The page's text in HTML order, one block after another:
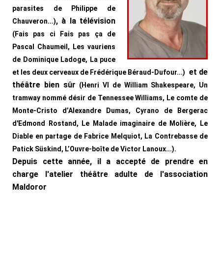
parasites de Philippe de
Chauveron...), à la télévision
(Fais pas ci Fais pas ça de
Pascal Chaumeil, Les vauriens
de Dominique Ladoge, La puce
et les deux cerveaux de Frédérique Béraud-Dufour...) et de
théâtre bien sûr (Henri VI de William Shakespeare, Un
tramway nommé désir de Tennessee Williams, Le comte de
Monte-Cristo d’Alexandre Dumas, Cyrano de Bergerac
d'Edmond Rostand,
Le Malade imaginaire de Molière,
Le
Diable en partage de Fabrice Melquiot, La Contrebasse de
Patick Süskind, L’Ouvre-boîte de Victor Lanoux...).
Depuis cette année, il a accepté de prendre en
charge l'atelier théâtre adulte de l'association
Maldoror